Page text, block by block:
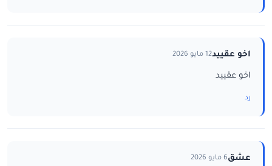
اخو عقييد12 مايو 2026
اخو عقييد
رد
عشق6 مايو 2026